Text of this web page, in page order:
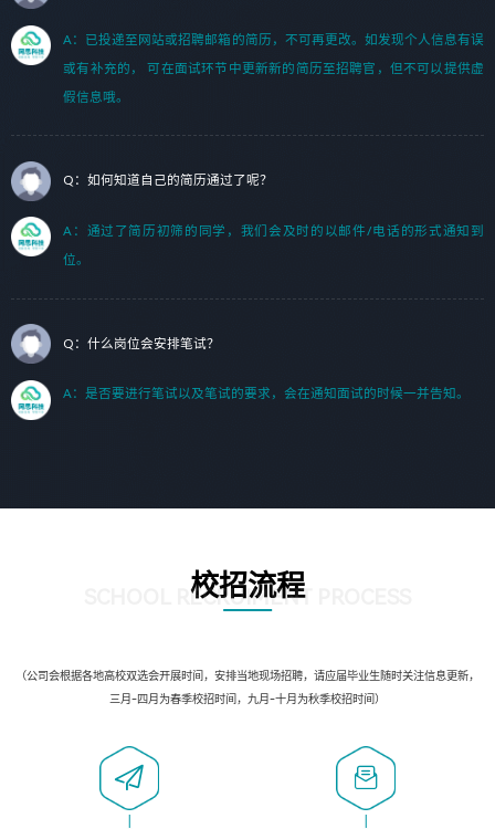
A：已投递至网站或招聘邮箱的简历，不可再更改。如发现个人信息有误
或有补充的， 可在面试环节中更新新的简历至招聘官，但不可以提供虚
假信息哦。
Q：如何知道自己的简历通过了呢？
A：通过了简历初筛的同学，我们会及时的以邮件/电话的形式通知到
位。
Q：什么岗位会安排笔试？
A：是否要进行笔试以及笔试的要求，会在通知面试的时候一并告知。
校招流程
SCHOOL RECRUIMENT PROCESS
（公司会根据各地高校双选会开展时间，安排当地现场招聘，请应届毕业生随时关注信息更新，
三月-四月为春季校招时间，九月-十月为秋季校招时间）